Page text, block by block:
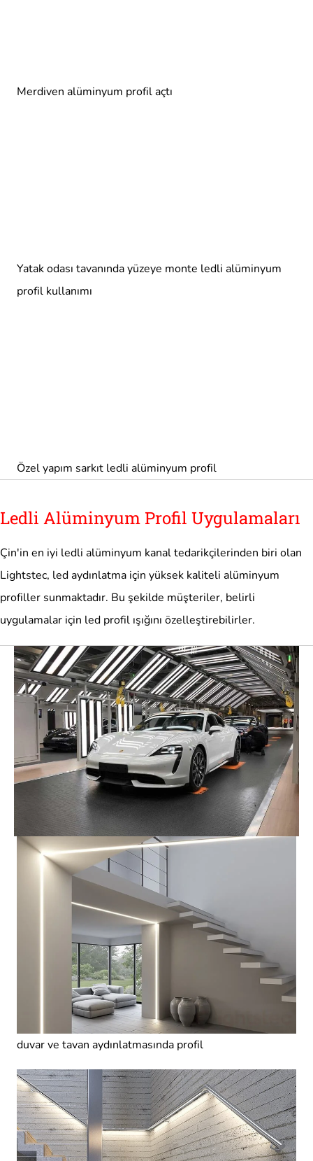
Merdiven alüminyum profil açtı
Yatak odası tavanında yüzeye monte ledli alüminyum
profil kullanımı
Özel yapım sarkıt ledli alüminyum profil
Ledli Alüminyum Profil Uygulamaları
Çin'in en iyi ledli alüminyum kanal tedarikçilerinden biri olan
Lightstec, led aydınlatma için yüksek kaliteli alüminyum
profiller sunmaktadır. Bu şekilde müşteriler, belirli
uygulamalar için led profil ışığını özelleştirebilirler.
duvar ve tavan aydınlatmasında profil